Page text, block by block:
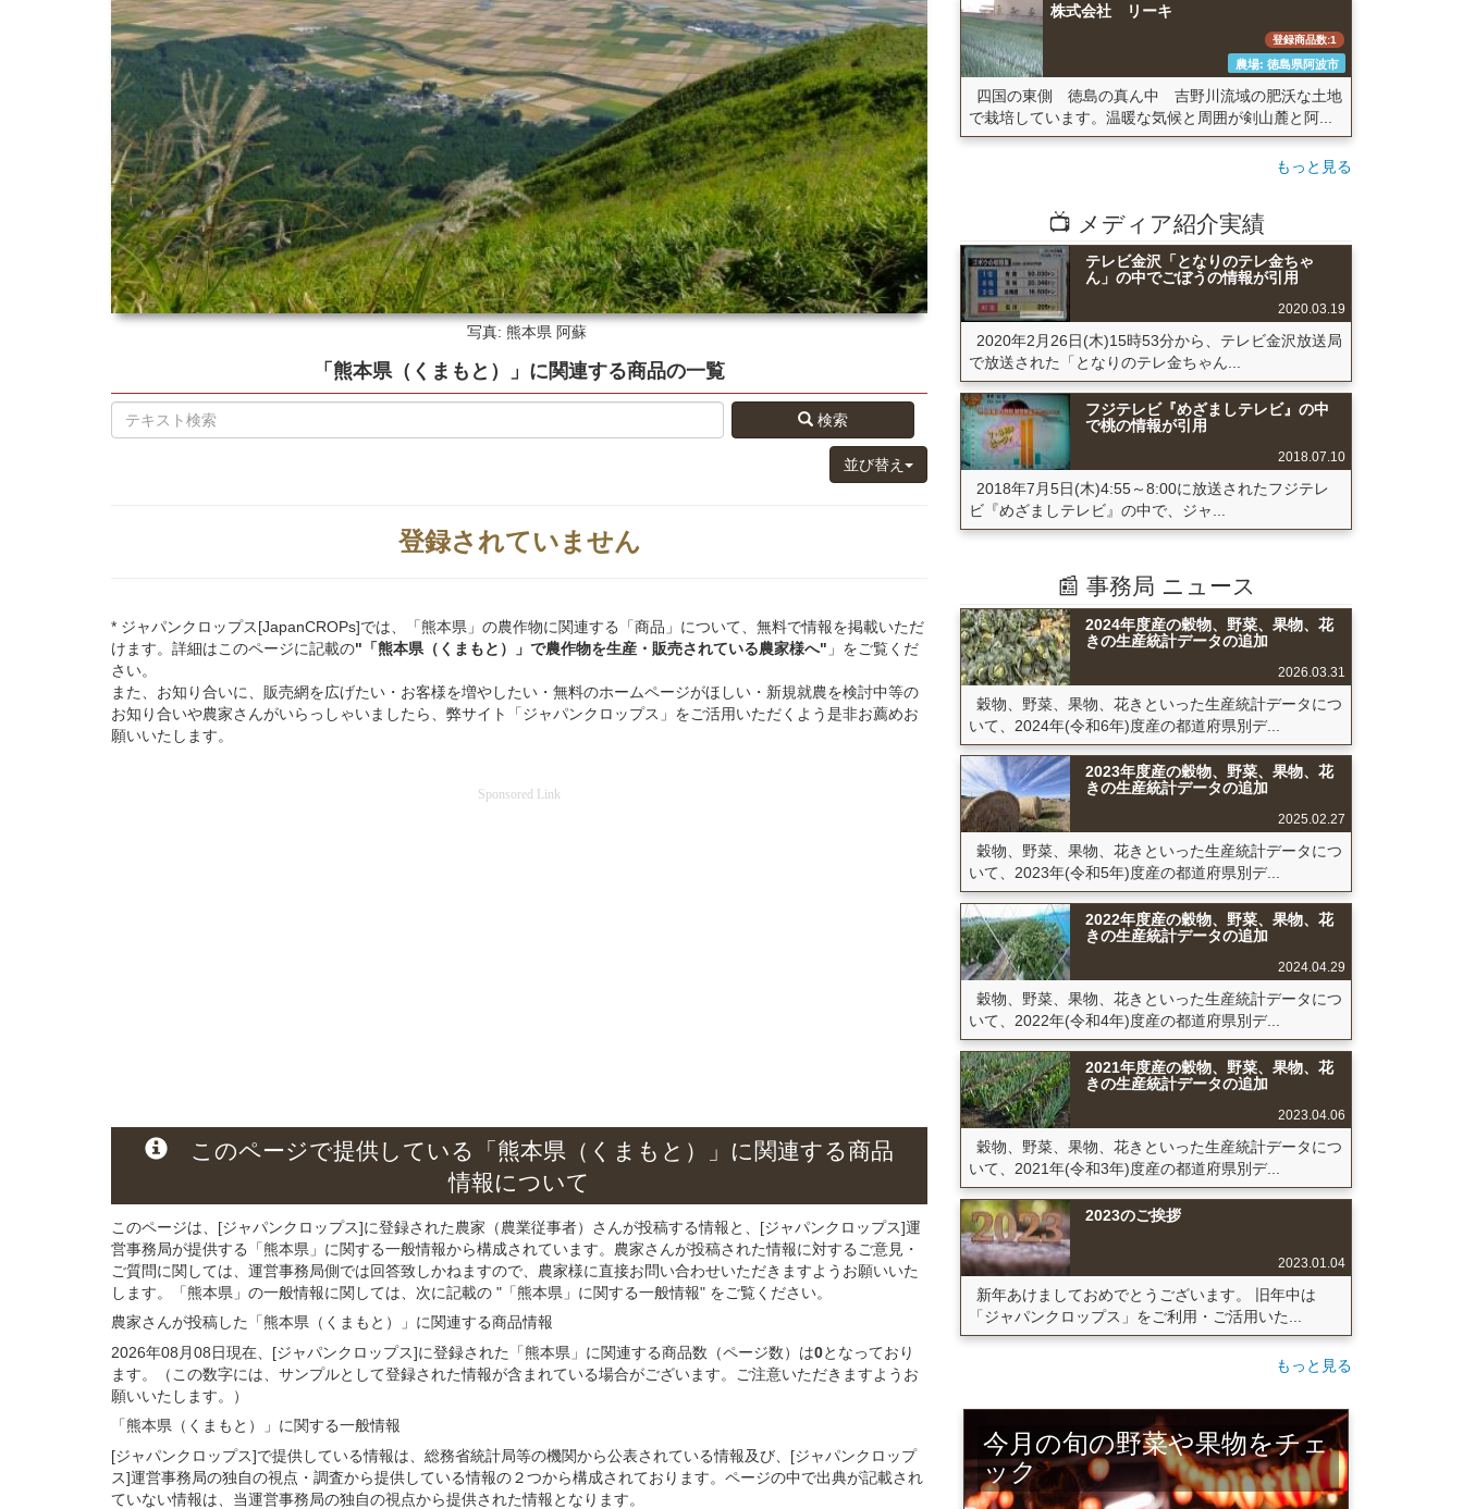
写真: 熊本県 阿蘇
「熊本県（くまもと）」 に関連する商品の一覧
検索
並び替え
登録されていません
* ジャパンクロップス[JapanCROPs]では、「熊本県」の農作物に関連する「商品」について、無料で情報を掲載いただ
けます。詳細はこのページに記載の"「熊本県（くまもと）」 で農作物を生産・販売されている農家様へ" 」をご覧くだ
さい。
また、お知り合いに、販売網を広げたい・お客様を増やしたい・無料のホームページがほしい・新規就農を検討中等の
お知り合いや農家さんがいらっしゃいましたら、弊サイト「ジャパンクロップス」をご活用いただくよう是非お薦めお
願いいたします。
Sponsored Link
このページで提供している 「熊本県（くまもと）」 に関連する商品
情報について
このページは、[ジャパンクロップス]に登録された農家（農業従事者）さんが投稿する情報と、[ジャパンクロップス]運
営事務局が提供する「熊本県」に関する一般情報から構成されています。農家さんが投稿された情報に対するご意見・
ご質問に関しては、運営事務局側では回答致しかねますので、農家様に直接お問い合わせいただきますようお願いいた
します。「熊本県」の一般情報に関しては、次に記載の "「熊本県」に関する一般情報" をご覧ください。
農家さんが投稿した「熊本県（くまもと）」 に関連する商品情報
2026年08月08日現在、[ジャパンクロップス]に登録された「熊本県」に関連する商品数（ページ数）は0となっており
ます。（この数字には、サンプルとして登録された情報が含まれている場合がございます。ご注意いただきますようお
願いいたします。）
「熊本県（くまもと）」 に関する一般情報
[ジャパンクロップス]で提供している情報は、総務省統計局等の機関から公表されている情報及び、[ジャパンクロップ
ス]運営事務局の独自の視点・調査から提供している情報の２つから構成されております。ページの中で出典が記載され
ていない情報は、当運営事務局の独自の視点から提供された情報となります。
株式会社 リーキ
登録商品数:1
農場: 徳島県阿波市
四国の東側 徳島の真ん中 吉野川流域の肥沃な土地
で栽培しています。温暖な気候と周囲が剣山麓と阿...
もっと見る
📺 メディア紹介実績
テレビ金沢「となりのテレ金ちゃ
ん」の中でごぼうの情報が引用
2020.03.19
2020年2月26日(木)15時53分から、テレビ金沢放送局
で放送された「となりのテレ金ちゃん...
フジテレビ『めざましテレビ』の中
で桃の情報が引用
2018.07.10
2018年7月5日(木)4:55～8:00に放送されたフジテレ
ビ『めざましテレビ』の中で、ジャ...
📰 事務局 ニュース
2024年度産の穀物、野菜、果物、花
きの生産統計データの追加
2026.03.31
穀物、野菜、果物、花きといった生産統計データにつ
いて、2024年(令和6年)度産の都道府県別デ...
2023年度産の穀物、野菜、果物、花
きの生産統計データの追加
2025.02.27
穀物、野菜、果物、花きといった生産統計データにつ
いて、2023年(令和5年)度産の都道府県別デ...
2022年度産の穀物、野菜、果物、花
きの生産統計データの追加
2024.04.29
穀物、野菜、果物、花きといった生産統計データにつ
いて、2022年(令和4年)度産の都道府県別デ...
2021年度産の穀物、野菜、果物、花
きの生産統計データの追加
2023.04.06
穀物、野菜、果物、花きといった生産統計データにつ
いて、2021年(令和3年)度産の都道府県別デ...
2023のご挨拶
2023.01.04
新年あけましておめでとうございます。 旧年中は
「ジャパンクロップス」をご利用・ご活用いた...
もっと見る
今月の旬の野菜や果物をチェ
ック